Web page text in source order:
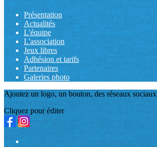
Présentation
Actualités
L'équipe
L'association
Jeux libres
Adhésion et tarifs
Partenaires
Galeries photo
Ajoutez un logo, un bouton, des réseaux sociaux
Cliquez pour éditer